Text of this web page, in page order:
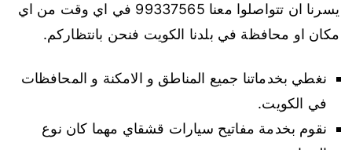
يسرنا ان تتواصلوا معنا 99337565 في اي وقت من اي
مكان او محافظة في بلدنا الكويت فنحن بانتظاركم.
نغطي بخدماتنا جميع المناطق و الامكنة و المحافظات
في الكويت.
نقوم بخدمة مفاتيح سيارات قشقاي مهما كان نوع